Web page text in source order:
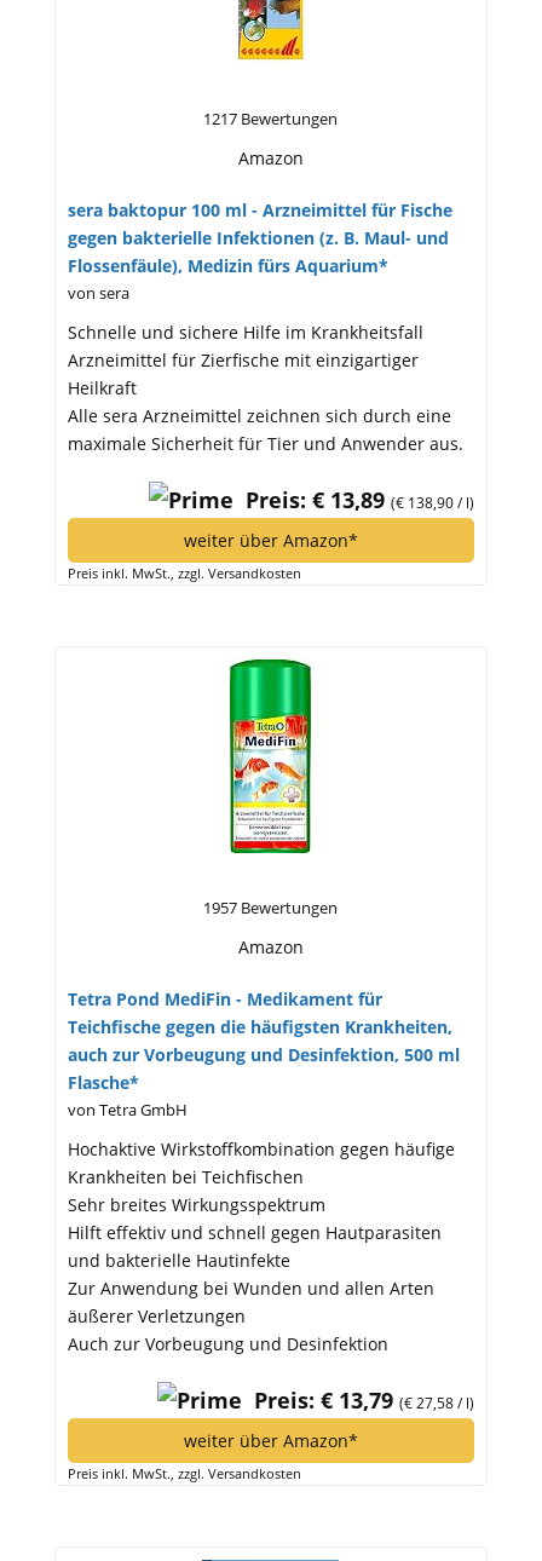
1217 Bewertungen
Amazon
sera baktopur 100 ml - Arzneimittel für Fische
gegen bakterielle Infektionen (z. B. Maul- und
Flossenfäule), Medizin fürs Aquarium*
von sera
Schnelle und sichere Hilfe im Krankheitsfall
Arzneimittel für Zierfische mit einzigartiger
Heilkraft
Alle sera Arzneimittel zeichnen sich durch eine
maximale Sicherheit für Tier und Anwender aus.
Preis: € 13,89(€ 138,90 / l)
weiter über Amazon*
Preis inkl. MwSt., zzgl. Versandkosten
1957 Bewertungen
Amazon
Tetra Pond MediFin - Medikament für
Teichfische gegen die häufigsten Krankheiten,
auch zur Vorbeugung und Desinfektion, 500 ml
Flasche*
von Tetra GmbH
Hochaktive Wirkstoffkombination gegen häufige
Krankheiten bei Teichfischen
Sehr breites Wirkungsspektrum
Hilft effektiv und schnell gegen Hautparasiten
und bakterielle Hautinfekte
Zur Anwendung bei Wunden und allen Arten
äußerer Verletzungen
Auch zur Vorbeugung und Desinfektion
Preis: € 13,79(€ 27,58 / l)
weiter über Amazon*
Preis inkl. MwSt., zzgl. Versandkosten